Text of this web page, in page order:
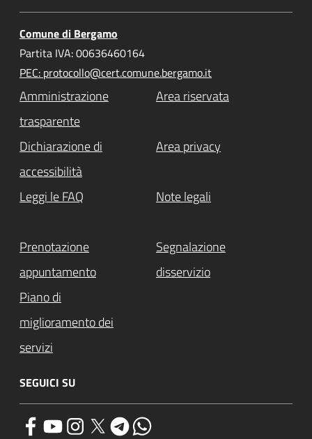
Comune di Bergamo
Partita IVA: 00636460164
PEC: protocollo@cert.comune.bergamo.it
Amministrazione
trasparente
Area riservata
Dichiarazione di
accessibilità
Area privacy
Leggi le FAQ Note legali
Prenotazione
appuntamento
Segnalazione
disservizio
Piano di
miglioramento dei
servizi
SEGUICI SU